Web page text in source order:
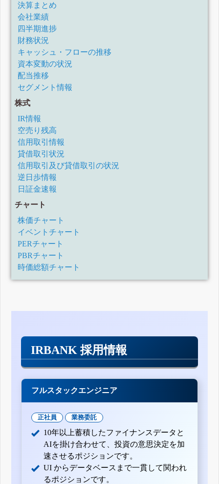
決算まとめ
会社業績
四半期進捗
財務状況
キャッシュ・フローの推移
資本変動の状況
配当推移
セグメント情報
株式
IR情報
空売り残高
信用取引情報
貸借取引状況
信用取引及び貸借取引の状況
逆日歩情報
日証金速報
チャート
株価チャート
イベントチャート
PERチャート
PBRチャート
時価総額チャート
IRBANK 採用情報
フルスタックエンジニア
正社員 業務委託
10年以上蓄積したファイナンスデータと
AIを掛け合わせて、投資の意思決定を加
速させるポジションです。
UI からデータベースまで一貫して関われ
るポジションです。